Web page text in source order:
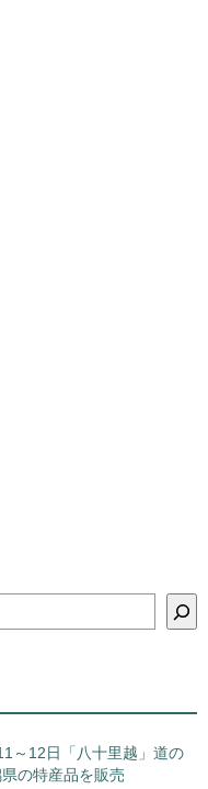
～12日「八十里越」道の
の特産品を販売